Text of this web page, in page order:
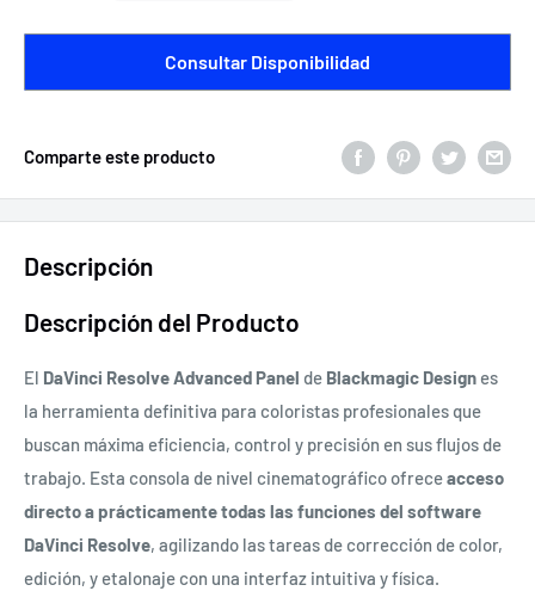
Consultar Disponibilidad
Comparte este producto
Descripción
Descripción del Producto
El DaVinci Resolve Advanced Panel de Blackmagic Design es
la herramienta definitiva para coloristas profesionales que
buscan máxima eficiencia, control y precisión en sus flujos de
trabajo. Esta consola de nivel cinematográfico ofreceacceso
directo a prácticamente todas las funciones del software
DaVinci Resolve, agilizando las tareas de corrección de color,
edición, y etalonaje con una interfaz intuitiva y física.